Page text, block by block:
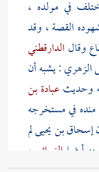
في مولده ،
القصة ، وقد
وقال الدارقطني
الزهري: يشبه أن
وحديثعبادة بن
في مستخرجه
إسحاق بن يحيىلم
أيضا النسائي ،